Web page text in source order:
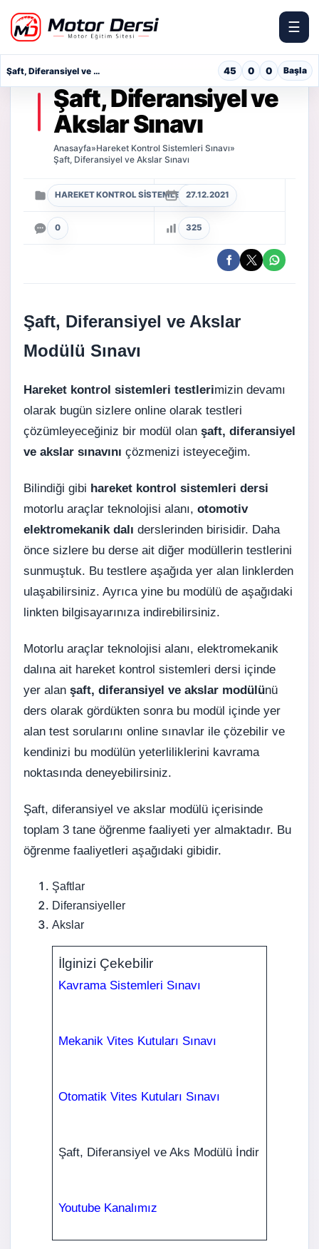
Motor Dersi
☰
Şaft, Diferansiyel ve
Akslar Sınavı
Anasayfa»Hareket Kontrol Sistemleri Sınavı»
Şaft, Diferansiyel ve Akslar Sınavı
HAREKET KONTROL SISTEMLERI SINAVI
27.12.2021
0 325
Şaft, Diferansiyel ve Akslar
Modülü Sınavı
Hareket kontrol sistemleri testlerimizin devamı
olarak bugün sizlere online olarak testleri
çözümleyeceğiniz bir modül olan şaft, diferansiyel
ve akslar sınavını çözmenizi isteyeceğim.
Bilindiği gibi hareket kontrol sistemleri dersi
motorlu araçlar teknolojisi alanı, otomotiv
elektromekanik dalı derslerinden birisidir. Daha
önce sizlere bu derse ait diğer modüllerin testlerini
sunmuştuk. Bu testlere aşağıda yer alan linklerden
ulaşabilirsiniz. Ayrıca yine bu modülü de aşağıdaki
linkten bilgisayarınıza indirebilirsiniz.
Motorlu araçlar teknolojisi alanı, elektromekanik
dalına ait hareket kontrol sistemleri dersi içinde
yer alan şaft, diferansiyel ve akslar modülünü
ders olarak gördükten sonra bu modül içinde yer
alan test sorularını online sınavlar ile çözebilir ve
kendinizi bu modülün yeterliliklerini kavrama
noktasında deneyebilirsiniz.
Şaft, diferansiyel ve akslar modülü içerisinde
toplam 3 tane öğrenme faaliyeti yer almaktadır. Bu
öğrenme faaliyetleri aşağıdaki gibidir.
Şaftlar
Diferansiyeller
Akslar
İlginizi Çekebilir
Kavrama Sistemleri Sınavı
Mekanik Vites Kutuları Sınavı
Otomatik Vites Kutuları Sınavı
Şaft, Diferansiyel ve Aks Modülü İndir
Youtube Kanalımız
Şaft, Diferansiyel ve Akslar Sınavı 45 0 0 Başla